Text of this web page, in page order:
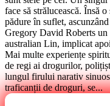
face să strălucească. Însă
pădure în suflet,
Gregory David Roberts
australian Lin, implicat
Mai multe experiențe
de regi ai drogurilor,
lungul firului narativ
traficanții de droguri, se...